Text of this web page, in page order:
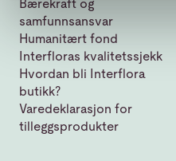
Bærekraft og
samfunnsansvar
Humanitært fond
Interfloras kvalitetssjekk
Hvordan bli Interflora
butikk?
Varedeklarasjon for
tilleggsprodukter